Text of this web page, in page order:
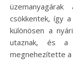
csökkentek, így
különösen a
utaznak, és a
megnehezítette a